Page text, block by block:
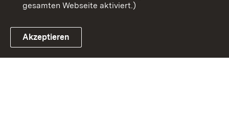
Link zum Landesportal
gesamten Webseite aktiviert.)
Akzeptieren